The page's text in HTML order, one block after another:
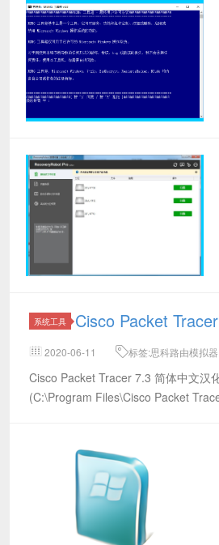
系统工具 Cisco Packet
2020-06-11
标签:思科路由模拟
Cisco Packet Tracer 7.3 简体中文汉
(C:\Program Files\Cisco Packet